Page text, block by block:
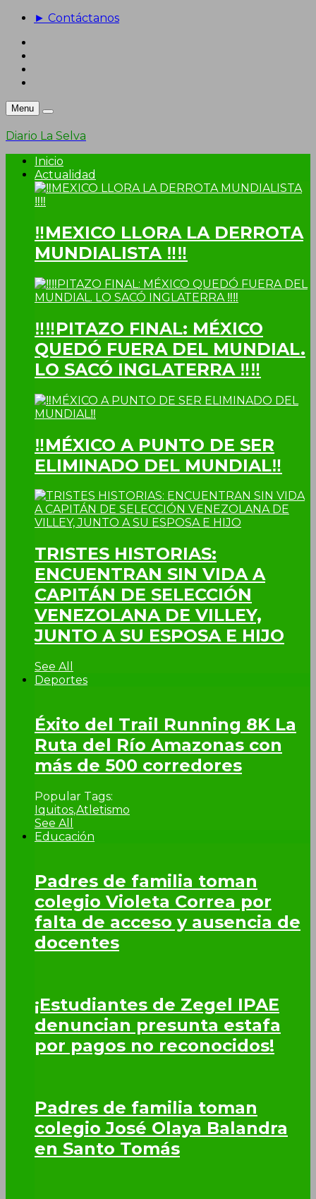
► Contáctanos
Menu
Diario La Selva
Inicio
Actualidad
‼MEXICO LLORA LA DERROTA
MUNDIALISTA ‼‼
‼‼PITAZO FINAL: MÉXICO
QUEDÓ FUERA DEL MUNDIAL.
LO SACÓ INGLATERRA ‼‼
‼MÉXICO A PUNTO DE SER
ELIMINADO DEL MUNDIAL‼
TRISTES HISTORIAS:
ENCUENTRAN SIN VIDA A
CAPITÁN DE SELECCIÓN
VENEZOLANA DE VILLEY,
JUNTO A SU ESPOSA E HIJO
See All
Deportes
Éxito del Trail Running 8K La
Ruta del Río Amazonas con
más de 500 corredores
Popular Tags:
Iquitos,Atletismo
See All
Educación
Padres de familia toman
colegio Violeta Correa por
falta de acceso y ausencia de
docentes
¡Estudiantes de Zegel IPAE
denuncian presunta estafa
por pagos no reconocidos!
Padres de familia toman
colegio José Olaya Balandra
en Santo Tomás